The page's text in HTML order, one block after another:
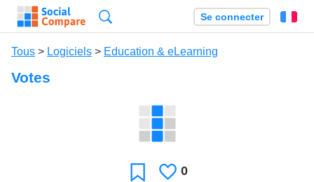
Se connecter
Tous > Logiciels > Education & eLearning
Votes
Favori J'aime
0